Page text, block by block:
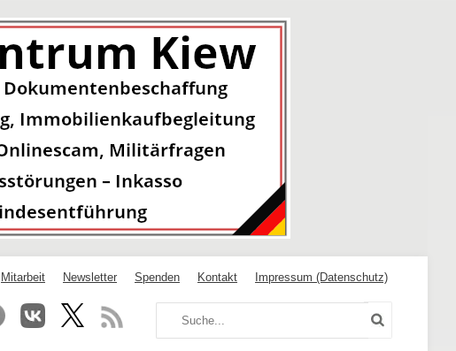
Mitarbeit Newsletter Spenden Kontakt Impressum (Datenschutz)